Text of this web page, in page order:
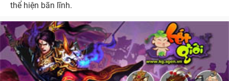
thể hiện bãn lĩnh.